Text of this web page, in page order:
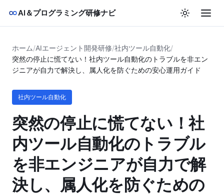
AI＆プログラミング研修ナビ
ホーム/AIエージェント開発研修/社内ツール自動化/
突然の停止に慌てない！社内ツール自動化のトラブルを非エン
ジニアが自力で解決し、属人化を防ぐための安心運用ガイド
社内ツール自動化
突然の停止に慌てない！社
内ツール自動化のトラブル
を非エンジニアが自力で解
決し、属人化を防ぐための